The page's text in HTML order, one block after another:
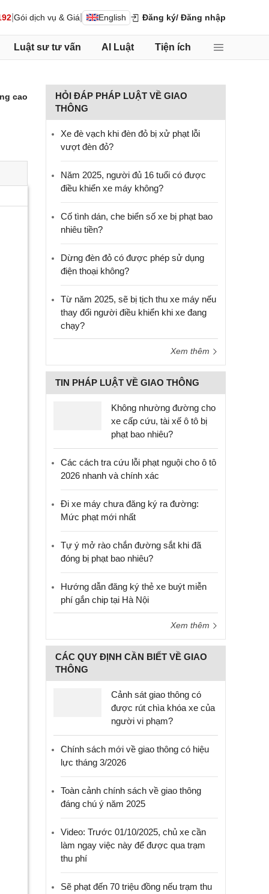
Gói dịch vụ & Giá English Đăng ký/ Đăng nhập
Luật sư tư vấn AI Luật Tiện ích
cao
HỎI ĐÁP PHÁP LUẬT VỀ GIAO
THÔNG
Xe đè vạch khi đèn đỏ bị xử phạt lỗi
vượt đèn đỏ?
Năm 2025, người đủ 16 tuổi có được
điều khiển xe máy không?
Cố tình dán, che biển số xe bị phạt bao
nhiêu tiền?
Dừng đèn đỏ có được phép sử dụng
điện thoại không?
Từ năm 2025, sẽ bị tịch thu xe máy nếu
thay đổi người điều khiển khi xe đang
chạy?
Xem thêm
TIN PHÁP LUẬT VỀ GIAO THÔNG
Không nhường đường cho
xe cấp cứu, tài xế ô tô bị
phạt bao nhiêu?
Các cách tra cứu lỗi phạt nguội cho ô tô
2026 nhanh và chính xác
Đi xe máy chưa đăng ký ra đường:
Mức phạt mới nhất
Tự ý mở rào chắn đường sắt khi đã
đóng bị phạt bao nhiêu?
Hướng dẫn đăng ký thẻ xe buýt miễn
phí gắn chip tại Hà Nội
Xem thêm
CÁC QUY ĐỊNH CẦN BIẾT VỀ GIAO
THÔNG
Cảnh sát giao thông có
được rút chìa khóa xe của
người vi phạm?
Chính sách mới về giao thông có hiệu
lực tháng 3/2026
Toàn cảnh chính sách về giao thông
đáng chú ý năm 2025
Video: Trước 01/10/2025, chủ xe cần
làm ngay việc này để được qua trạm
thu phí
Sẽ phạt đến 70 triệu đồng nếu trạm thu